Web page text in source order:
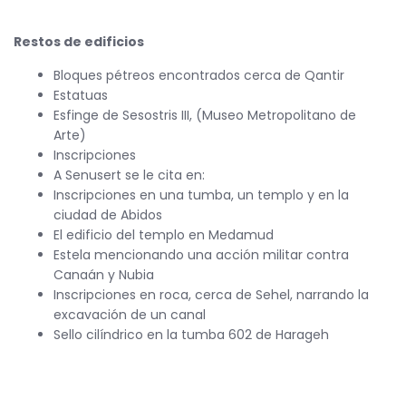
Restos de edificios
Bloques pétreos encontrados cerca de Qantir
Estatuas
Esfinge de Sesostris III, (Museo Metropolitano de
Arte)
Inscripciones
A Senusert se le cita en:
Inscripciones en una tumba, un templo y en la
ciudad de Abidos
El edificio del templo en Medamud
Estela mencionando una acción militar contra
Canaán y Nubia
Inscripciones en roca, cerca de Sehel, narrando la
excavación de un canal
Sello cilíndrico en la tumba 602 de Harageh